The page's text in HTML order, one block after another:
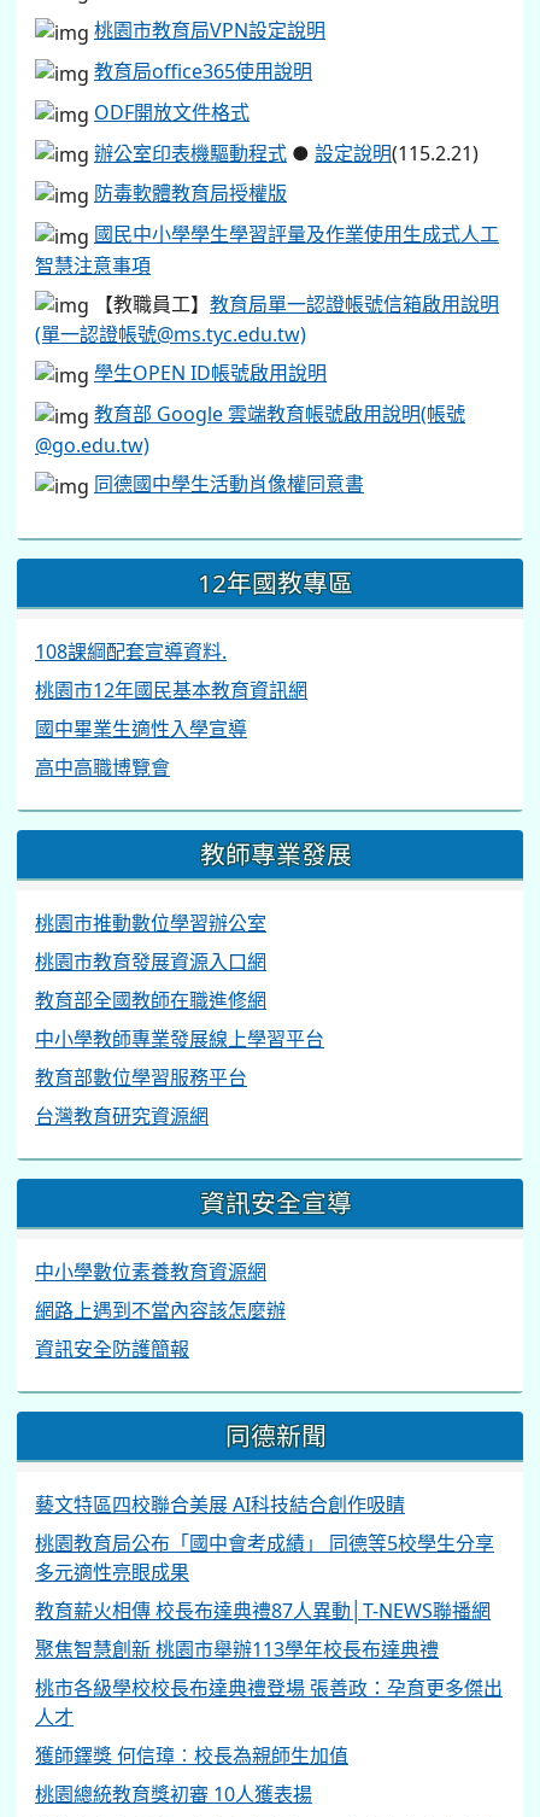
桃園市教育局VPN設定說明
教育局office365使用說明
ODF開放文件格式
辦公室印表機驅動程式 ● 設定說明(115.2.21)
防毒軟體教育局授權版
國民中小學學生學習評量及作業使用生成式人工
智慧注意事項
【教職員工】 教育局單一認證帳號信箱啟用說明
(單一認證帳號@ms.tyc.edu.tw)
學生OPEN ID帳號啟用說明
教育部 Google 雲端教育帳號啟用說明(帳號
@go.edu.tw)
同德國中學生活動肖像權同意書
12年國教專區
108課綱配套宣導資料.
桃園市12年國民基本教育資訊網
國中畢業生適性入學宣導
高中高職博覽會
教師專業發展
桃園市推動數位學習辦公室
桃園市教育發展資源入口網
教育部全國教師在職進修網
中小學教師專業發展線上學習平台
教育部數位學習服務平台
台灣教育研究資源網
資訊安全宣導
中小學數位素養教育資源網
網路上遇到不當內容該怎麼辦
資訊安全防護簡報
同德新聞
藝文特區四校聯合美展 AI科技結合創作吸睛
桃園教育局公布「國中會考成績」 同德等5校學生分享
多元適性亮眼成果
教育薪火相傳 校長布達典禮87人異動│T-NEWS聯播網
聚焦智慧創新 桃園市舉辦113學年校長布達典禮
桃市各級學校校長布達典禮登場 張善政：孕育更多傑出
人才
獲師鐸獎 何信璋︰校長為親師生加值
桃園總統教育獎初審 10人獲表揚